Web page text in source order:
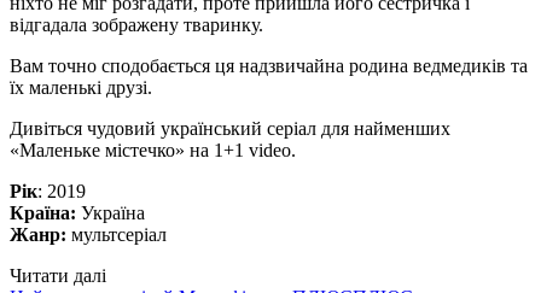
відгадала зображену тваринку.
Вам точно сподобається ця надзвичайна родина ведмедиків та
їх маленькі друзі.
Дивіться чудовий український серіал для найменших
«Маленьке містечко» на 1+1 video.
Рік: 2019
Країна: Україна
Жанр: мультсеріал
Читати далі